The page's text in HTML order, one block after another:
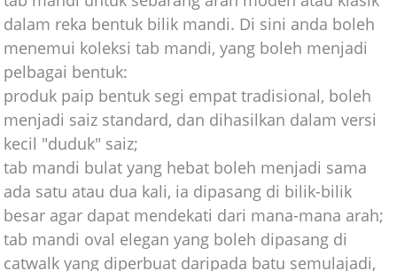
dalam reka bentuk bilik mandi. Di sini anda boleh
menemui koleksi tab mandi, yang boleh menjadi
pelbagai bentuk:
produk paip bentuk segi empat tradisional, boleh
menjadi saiz standard, dan dihasilkan dalam versi
kecil "duduk" saiz;
tab mandi bulat yang hebat boleh menjadi sama
ada satu atau dua kali, ia dipasang di bilik-bilik
besar agar dapat mendekati dari mana-mana arah;
tab mandi oval elegan yang boleh dipasang di
catwalk yang diperbuat daripada batu semulajadi,